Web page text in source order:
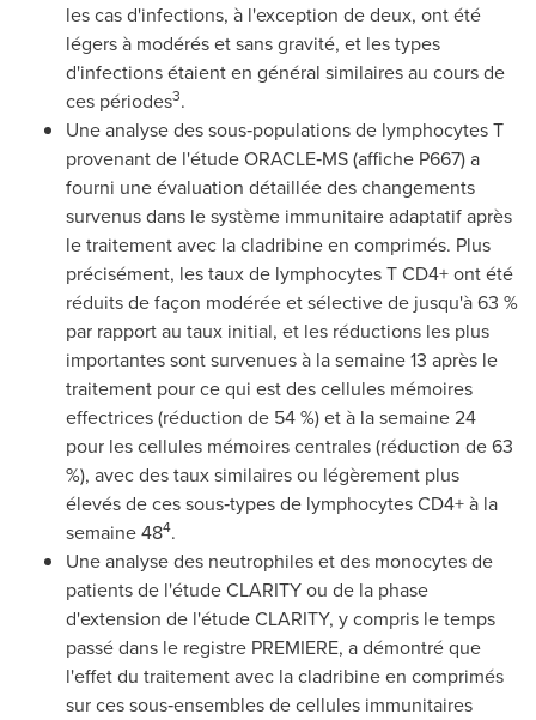
les cas d'infections, à l'exception de deux, ont été
légers à modérés et sans gravité, et les types
d'infections étaient en général similaires au cours de
ces périodes3.
Une analyse des sous‑populations de lymphocytes T
provenant de l'étude ORACLE‑MS (affiche P667) a
fourni une évaluation détaillée des changements
survenus dans le système immunitaire adaptatif après
le traitement avec la cladribine en comprimés. Plus
précisément, les taux de lymphocytes T CD4+ ont été
réduits de façon modérée et sélective de jusqu'à 63 %
par rapport au taux initial, et les réductions les plus
importantes sont survenues à la semaine 13 après le
traitement pour ce qui est des cellules mémoires
effectrices (réduction de 54 %) et à la semaine 24
pour les cellules mémoires centrales (réduction de 63
%), avec des taux similaires ou légèrement plus
élevés de ces sous‑types de lymphocytes CD4+ à la
semaine 484.
Une analyse des neutrophiles et des monocytes de
patients de l'étude CLARITY ou de la phase
d'extension de l'étude CLARITY, y compris le temps
passé dans le registre PREMIERE, a démontré que
l'effet du traitement avec la cladribine en comprimés
sur ces sous‑ensembles de cellules immunitaires